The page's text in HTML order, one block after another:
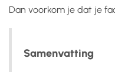
Dan voorkom je dat je
Samenvatting